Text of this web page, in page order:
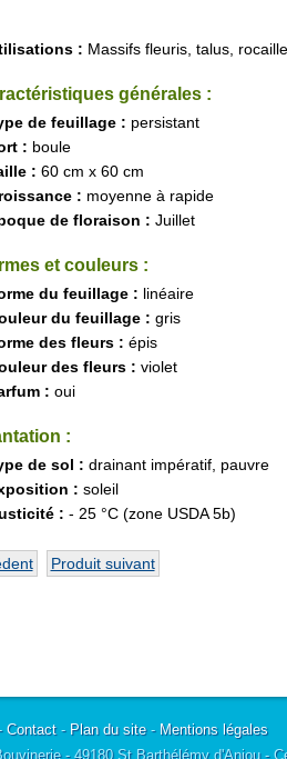
: Massifs fleuris, talus,
générales :
de feuillage : persistant
: boule
: 60 cm x 60 cm
: moyenne à rapide
de floraison : Juillet
et couleurs :
du feuillage : linéaire
du feuillage : gris
des fleurs : épis
des fleurs : violet
: oui
:
de sol : drainant impératif, pauvre
: soleil
: - 25 °C (zone USDA 5b)
Produit suivant
Contact- Plan du site- Mentions légales
- 49180 St Barthélémy d'Anjou -